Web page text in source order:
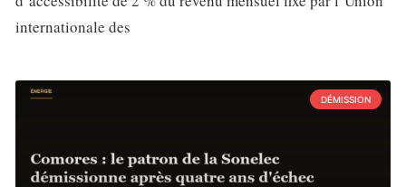
internationale des
DÉMISSION